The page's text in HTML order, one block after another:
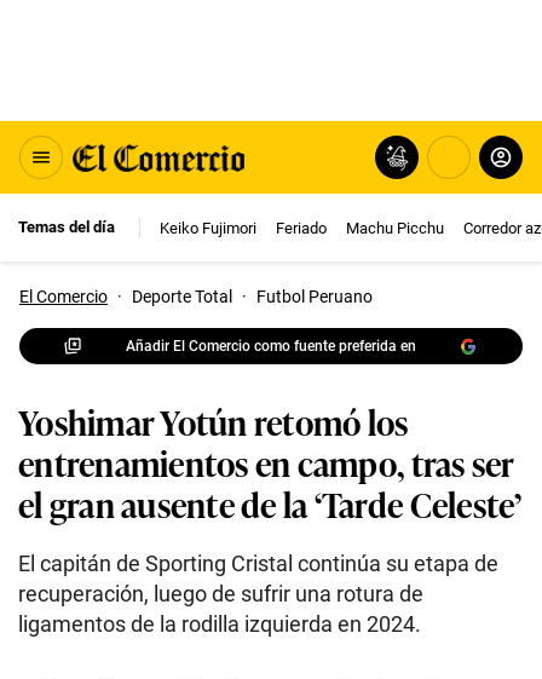
Temas del día Keiko Fujimori Feriado Machu Picchu Corredor
El Comercio · Deporte Total · Futbol Peruano
Añadir El Comercio como fuente preferida en
Yoshimar Yotún retomó los
entrenamientos en campo, tras ser
el gran ausente de la ‘Tarde Celeste’
El capitán de Sporting Cristal continúa su etapa de
recuperación, luego de sufrir una rotura de
ligamentos de la rodilla izquierda en 2024.